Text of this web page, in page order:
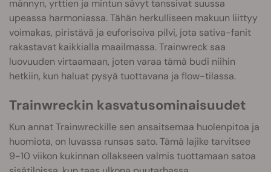
männyn, yrttien ja mintun sävyt tanssivat suussa
upeassa harmoniassa. Tähän herkulliseen makuun liittyy
voimakas, piristävä ja euforisoiva pilvi, jota sativa-fanit
rakastavat kaikkialla maailmassa. Trainwreck saa
luovuuden virtaamaan, joten varaa tämä budi niihin
hetkiin, kun haluat pysyä tuottavana ja flow-tilassa.
Trainwreckin kasvatusominaisuudet
Kun annat Trainwreckille sen ansaitsemaa huolenpitoa ja
huomiota, on luvassa runsas sato. Tämä lajike tarvitsee
9-10 viikon kukinnan ollakseen valmis tuottamaan satoa